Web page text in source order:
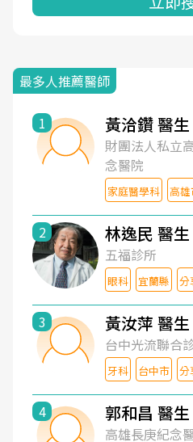
最多人推薦醫師
1 黃洽鑽 醫生
財團法人私立
念醫院
家庭醫學科 高
2 林逸民 醫生
五福診所
眼科 宜蘭縣 分
3 黃汝萍 醫生
台中光流聯合
牙科 台中市 分
4 郭和昌 醫生
高雄長庚紀念